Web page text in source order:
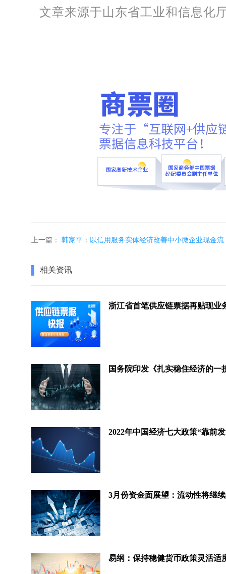
文章来源于山东省工业和信息化
上一篇： 韩家平：以信用服务实体经济改善中小微企业现金
相关资讯